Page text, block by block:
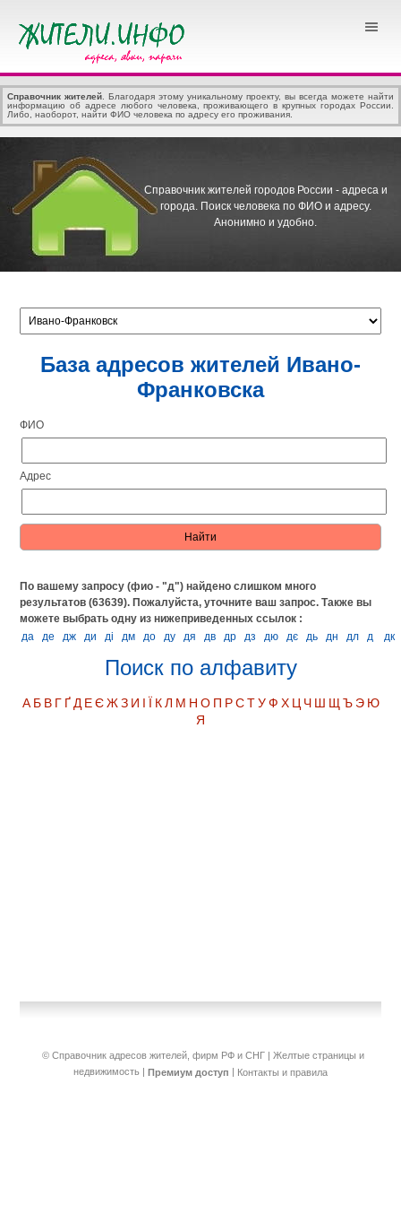
Справочник жителей . Благодаря этому уникальному проекту, вы всегда можете найти
информацию об адресе любого человека, проживающего в крупных городах России.
Либо, наоборот, найти ФИО человека по адресу его проживания.
Справочник жителей городов России - адреса и
города. Поиск человека по ФИО и адресу.
Анонимно и удобно.
База адресов жителей Ивано-
Франковска
ФИО
Адрес
По вашему запросу (фио - "д") найдено слишком много
результатов (63639). Пожалуйста, уточните ваш запрос.Также вы
можете выбрать одну из нижеприведенных ссылок :
да
де дж ди ді дм до ду дя дв др дз дю дє дь дн дл д дк
Поиск по алфавиту
А Б В Г Ґ Д Е Є Ж З И І Ї К Л М Н О П Р С Т У Ф Х Ц Ч Ш Щ Ъ Э Ю
Я
© Справочник адресов жителей, фирм РФ и СНГ | Желтые страницы и
недвижимость | Премиум доступ | Контакты и правила